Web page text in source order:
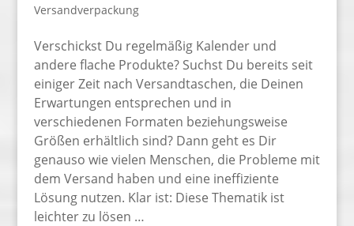
Versandverpackung
Verschickst Du regelmäßig Kalender und
andere flache Produkte? Suchst Du bereits seit
einiger Zeit nach Versandtaschen, die Deinen
Erwartungen entsprechen und in
verschiedenen Formaten beziehungsweise
Größen erhältlich sind? Dann geht es Dir
genauso wie vielen Menschen, die Probleme mit
dem Versand haben und eine ineffiziente
Lösung nutzen. Klar ist: Diese Thematik ist
leichter zu lösen …